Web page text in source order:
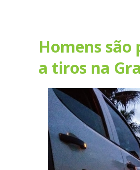
Homens são
a tiros na